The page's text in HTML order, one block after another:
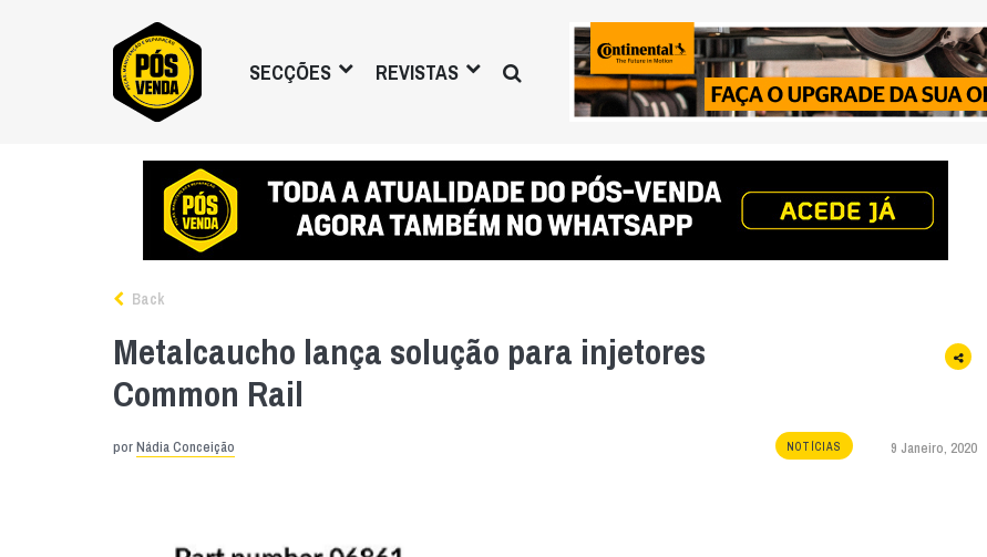
SECÇÕES REVISTAS
Back
Metalcaucho lança solução para injetores
Common Rail
porNádia Conceição NOTÍCIAS 9 Janeiro, 2020